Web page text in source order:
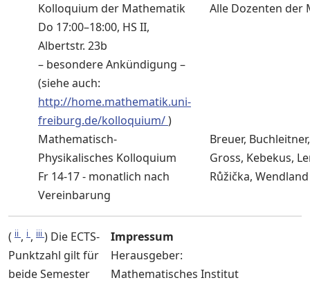
Kolloquium der Mathematik
Alle Dozenten der
Do 17:00–18:00, HS II,
Albertstr. 23b
– besondere Ankündigung –
(siehe auch:
http://home.mathematik.uni-
freiburg.de/kolloquium/)
Mathematisch-
Physikalisches Kolloquium
Breuer,
Gross, Kebekus,
Růžička, Wendland
Fr 14-17 - monatlich nach
Vereinbarung
Impressum
Herausgeber:
Mathematisches Institut
( ii , i , iii ) Die ECTS-
Punktzahl gilt für
beide Semester